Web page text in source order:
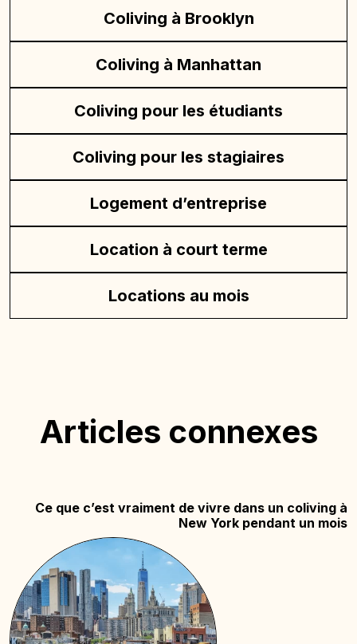
Coliving à Brooklyn
Coliving à Manhattan
Coliving pour les étudiants
Coliving pour les stagiaires
Logement d’entreprise
Location à court terme
Locations au mois
Articles connexes
Ce que c’est vraiment de vivre dans un coliving à
New York pendant un mois